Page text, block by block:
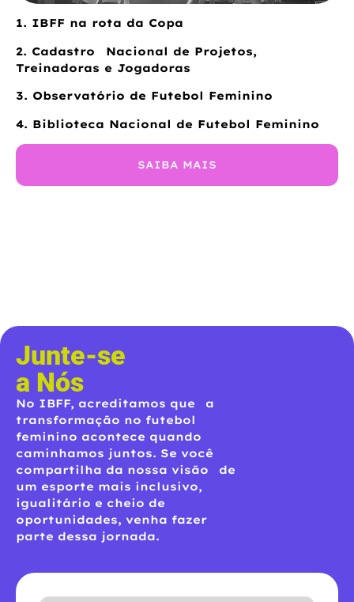
1. IBFF na rota da Copa
2. Cadastro Nacional de Projetos,
Treinadoras e Jogadoras
3. Observatório de Futebol Feminino
4. Biblioteca Nacional de Futebol Feminino
SAIBA MAIS
Junte-se
a Nós
No IBFF, acreditamos que a
transformação no futebol
feminino acontece quando
caminhamos juntos. Se você
compartilha da nossa visão de
um esporte mais inclusivo,
igualitário e cheio de
oportunidades, venha fazer
parte dessa jornada.